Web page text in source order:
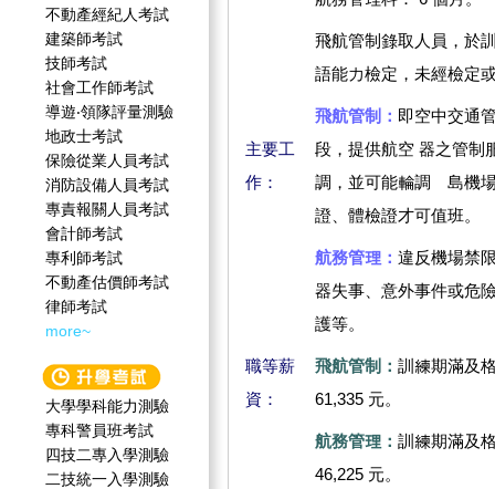
不動產經紀人考試
建築師考試
技師考試
社會工作師‍考試
導遊‧領隊評量測驗
地政士考試
保險從業人員考試
消防設備人員考試
專責報關人員考試
會計師考試
專利師考試
不動產估價師考試
律師考試
more~
大學學科能力測驗
專科警員班考試
四技二專入學測驗
二技統一入學測驗
飛航管制錄取人員，於
語能力檢定，未經檢定
主要工
作：
飛航管制： 即空中交通
段，提供航空 器之管制
調，並可能輪調離島機
證、體檢證才可值班。
航務管理： 違反機場禁
器失事、意外事件或危
護等。
職等薪
資：
飛航管制： 訓練期滿及
61,335 元。
航務管理： 訓練期滿及
46,225 元。